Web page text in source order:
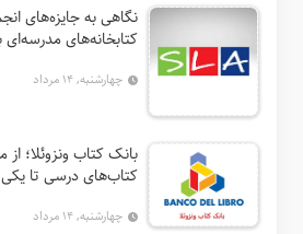
نگاهی به جایزه‌های
کتابخانه‌های مدرسه‌ای
چهارشنبه, ۱۴ مرداد
بانک کتاب ونزوئلا؛ از
کتاب‌های درسی تا یکی
در آمریکای لاتین
چهارشنبه, ۱۴ مرداد